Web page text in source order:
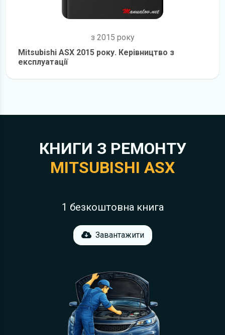
з 2015 року
Mitsubishi ASX 2015 року. Керівництво з
експлуатації
КНИГИ З РЕМОНТУ
MITSUBISHI ASX
1 безкоштовна книга
Завантажити